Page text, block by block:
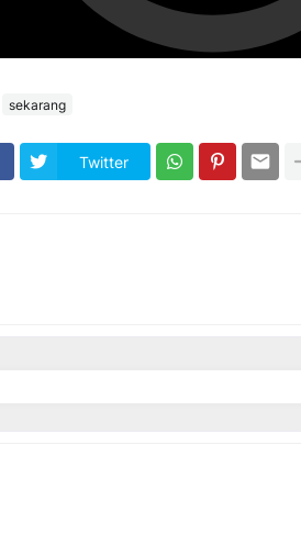
sekarang
Twitter